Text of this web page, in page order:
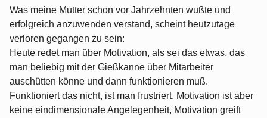
Was meine Mutter schon vor Jahrzehnten wußte und
erfolgreich anzuwenden verstand, scheint heutzutage
verloren gegangen zu sein:
Heute redet man über Motivation, als sei das etwas, das
man beliebig mit der Gießkanne über Mitarbeiter
auschütten könne und dann funktionieren muß.
Funktioniert das nicht, ist man frustriert. Motivation ist aber
keine eindimensionale Angelegenheit, Motivation greift